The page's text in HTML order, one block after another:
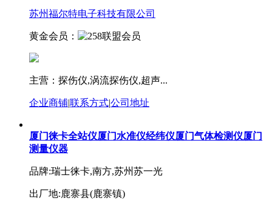
苏州福尔特电子科技有限公司
黄金会员：
主营：探伤仪,涡流探伤仪,超声...
企业商铺|联系方式|公司地址
厦门徕卡全站仪厦门水准仪经纬仪厦门气体检测仪厦门
测量仪器
品牌:瑞士徕卡,南方,苏州苏一光
出厂地:鹿寨县(鹿寨镇)